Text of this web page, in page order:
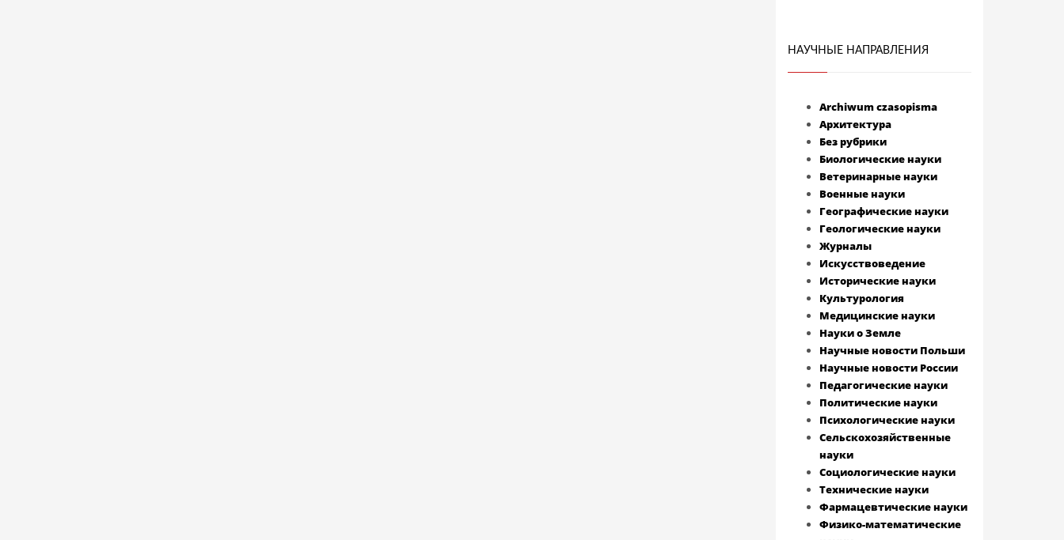
НАУЧНЫЕ НАПРАВЛЕНИЯ
Archiwum czasopisma
Архитектура
Без рубрики
Биологические науки
Ветеринарные науки
Военные науки
Географические науки
Геологические науки
Журналы
Искусствоведение
Исторические науки
Культурология
Медицинские науки
Науки о Земле
Научные новости Польши
Научные новости России
Педагогические науки
Политические науки
Психологические науки
Сельскохозяйственные
науки
Социологические науки
Технические науки
Фармацевтические науки
Физико-математические